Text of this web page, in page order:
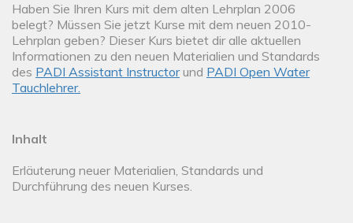
Haben Sie Ihren Kurs mit dem alten Lehrplan 2006
belegt? Müssen Sie jetzt Kurse mit dem neuen 2010-
Lehrplan geben? Dieser Kurs bietet dir alle aktuellen
Informationen zu den neuen Materialien und Standards
des PADI Assistant Instructorund PADI Open Water
Tauchlehrer.
Inhalt
Erläuterung neuer Materialien, Standards und
Durchführung des neuen Kurses.